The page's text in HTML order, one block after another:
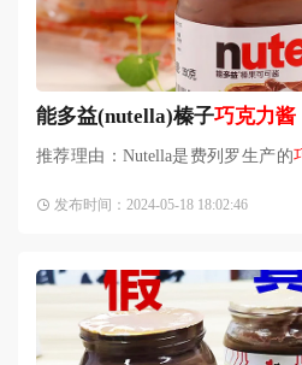
能多益(nutella)榛子巧克力酱
推荐理由：Nutella是费列罗生产的
经典依旧，风靡全球，有着无法言
发布时间：2024-05-18 18:02:46